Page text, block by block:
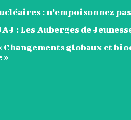
: n’empoisonnez
: Les Auberges de
Changements globaux et
»